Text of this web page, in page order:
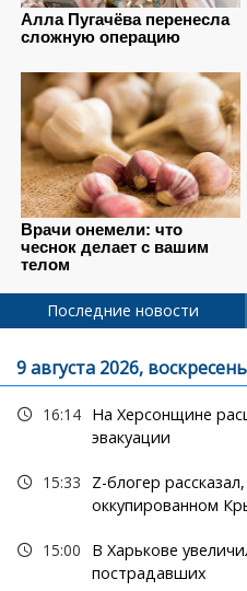
Последние новости
9 августа 2026,
16:14 На Херсонщине
эвакуации
15:33
Z-блогер
оккупированном
15:00
В Харькове
пострадавших